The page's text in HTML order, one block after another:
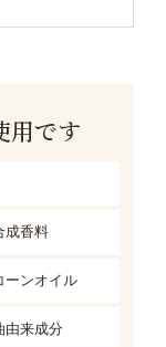
用です
成香料
ーンオイル
由来成分